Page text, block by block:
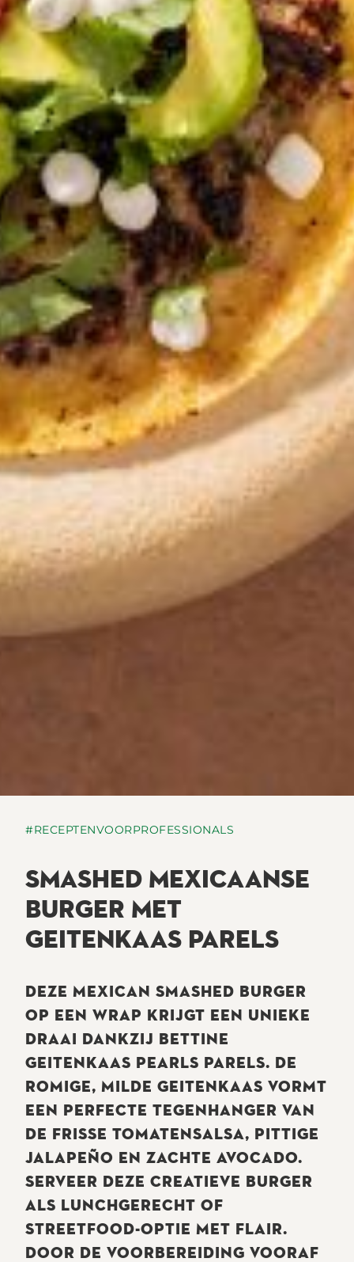
#RECEPTENVOORPROFESSIONALS
SMASHED MEXICAANSE
BURGER MET
GEITENKAAS PARELS
DEZE MEXICAN SMASHED BURGER
OP EEN WRAP KRIJGT EEN UNIEKE
DRAAI DANKZIJ BETTINE
GEITENKAAS PEARLS PARELS. DE
ROMIGE, MILDE GEITENKAAS VORMT
EEN PERFECTE TEGENHANGER VAN
DE FRISSE TOMATENSALSA, PITTIGE
JALAPEÑO EN ZACHTE AVOCADO.
SERVEER DEZE CREATIEVE BURGER
ALS LUNCHGERECHT OF
STREETFOOD-OPTIE MET FLAIR.
DOOR DE VOORBEREIDING VOORAF